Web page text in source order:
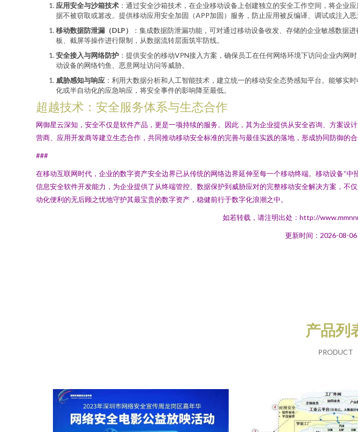
应用安全与沙箱技术 ：通过安全沙箱技术，在企业移动设备上创建独立的安全工作空间，将企业
据不被窃取或篡改。提供移动应用安全加固（APP加固）服务，防止应用被反编译、调试或注入恶
移动数据防泄漏（DLP）
：集成数据防泄漏功能，可对通过移动设备收发、存储的企业敏感数据
板、截屏等操作进行限制，从数据流转层面筑牢防线。
安全接入与网络防护 ：提供安全的移动VPN接入方案，确保员工在任何网络环境下访问企业内
动设备的网络钓鱼、恶意网址访问等威胁。
威胁感知与响应 ：利用大数据分析和人工智能技术，建立统一的移动安全态势感知平台。能够
化或半自动化的应急响应，将安全事件的影响降至最低。
超越技术：安全服务体系与生态合作
网御星云深知，安全不仅是软件产品，更是一项持续的服务。因此，其为企业提供从安全咨询、方案
营商、应用开发商等建立生态合作，共同推动移动安全标准的完善与最佳实践的落地，形成协同防御的合
###
在移动互联网时代，企业的数字资产安全边界已从传统的网络边界延伸至每一个移动终端。移动设备“
信息安全软件开发能力，为企业提供了从终端管控、数据保护到威胁应对的完整移动安全解决方案，
动化便利的无后顾之忧地守护其最宝贵的数字资产，稳健前行于数字化浪潮之中。
如若转载，请注明出处：http://
更新时间：2026-08-
产品列
PRODUCT